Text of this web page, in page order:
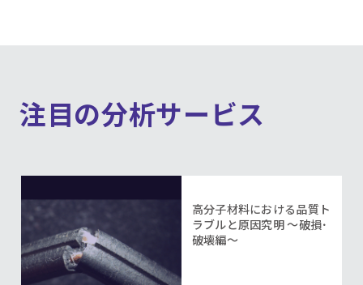
注目の分析サービス
高分子材料における品質ト
ラブルと原因究明 ～破損･
破壊編～